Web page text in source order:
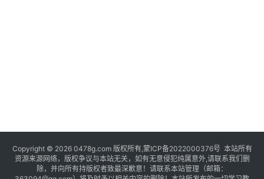
Copyright © 2026 0478g.com 版权所有,蒙ICP备2022000376号 本站所有
资源来源网络，版权争议与本站无关，如有无意侵犯纯属意外,请联系我们删
除，并向所有持版权者致最深歉意！请联系本站管理（邮箱：